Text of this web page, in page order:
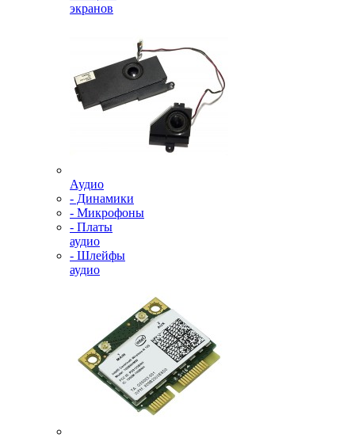
экранов
Аудио
- Динамики
- Микрофоны
- Платы
аудио
- Шлейфы
аудио